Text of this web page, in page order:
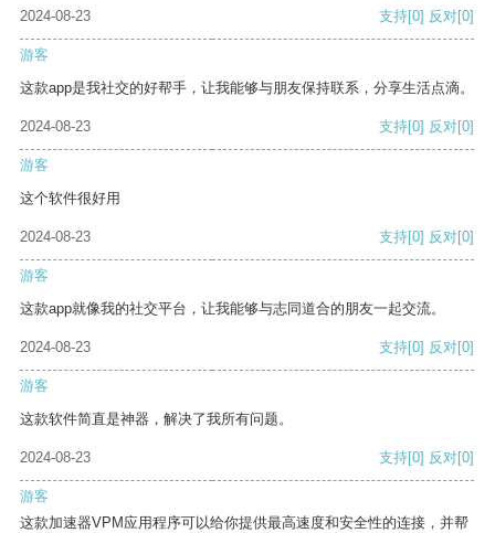
2024-08-23
支持[0] 反对[0]
游客
这款app是我社交的好帮手，让我能够与朋友保持联系，分享生活点滴。
2024-08-23 支持[0] 反对[0]
游客
这个软件很好用
2024-08-23 支持[0] 反对[0]
游客
这款app就像我的社交平台，让我能够与志同道合的朋友一起交流。
2024-08-23 支持[0] 反对[0]
游客
这款软件简直是神器，解决了我所有问题。
2024-08-23 支持[0] 反对[0]
游客
这款加速器VPM应用程序可以给你提供最高速度和安全性的连接，并帮